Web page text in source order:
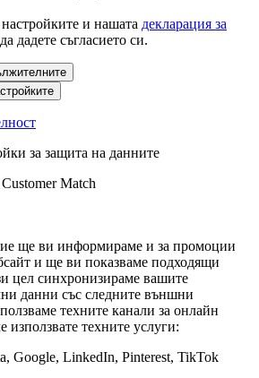
и нашата декларация за
дадете съгласието си.
за защита на данните
Match
ще ви информираме и за промоции
и ще ви показваме подходящи
цел синхронизираме вашите
данни със следните външни
техните канали за онлайн
използвате техните услуги:
Google, LinkedIn, Pinterest, TikTok